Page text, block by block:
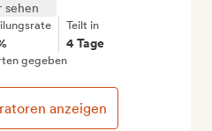
sehen
Teilt in
4 Tage
gegeben
anzeigen